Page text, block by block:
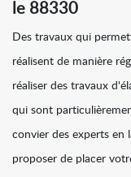
le 88330
Des travaux qui
réalisent de manière
réaliser des travaux
qui sont
convier des experts en
proposer de placer